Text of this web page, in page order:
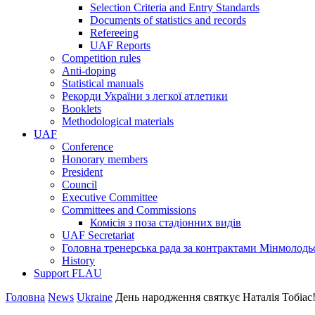
Selection Criteria and Entry Standards
Documents of statistics and records
Refereeing
UAF Reports
Competition rules
Anti-doping
Statistical manuals
Рекорди України з легкої атлетики
Booklets
Methodological materials
UAF
Conference
Honorary members
President
Council
Executive Committee
Committees and Commissions
Комісія з поза стадіонних видів
UAF Secretariat
Головна тренерська рада за контрактами
History
Support FLAU
Головна News Ukraine День народження святкує Наталія Тобіас!